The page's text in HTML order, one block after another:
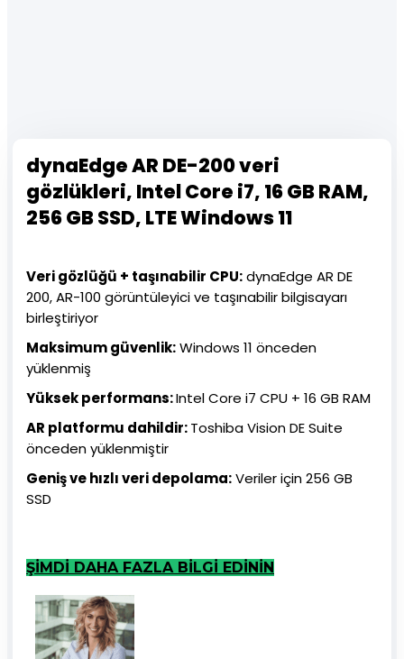
dynaEdge AR DE-200 veri
gözlükleri, Intel Core i7, 16 GB RAM,
256 GB SSD, LTE Windows 11
Veri gözlüğü + taşınabilir CPU:dynaEdge AR DE
200, AR-100 görüntüleyici ve taşınabilir bilgisayarı
birleştiriyor
Maksimum güvenlik:Windows 11 önceden
yüklenmiş
Yüksek performans:Intel Core i7 CPU + 16 GB RAM
AR platformu dahildir:Toshiba Vision DE Suite
önceden yüklenmiştir
Geniş ve hızlı veri depolama:Veriler için 256 GB
SSD
ŞİMDİ DAHA FAZLA BİLGİ EDİNİN